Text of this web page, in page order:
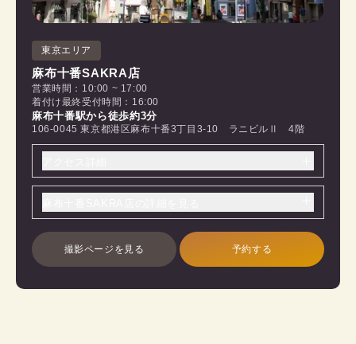
東京エリア
麻布十番SAKRA店
営業時間：10:00 ~ 17:00
着付け最終受付時間：16:00
麻布十番駅から徒歩約3分
106-0045 東京都港区麻布十番3丁目3-10 ラニビルⅡ 4階
撮影ページを見る 予約する